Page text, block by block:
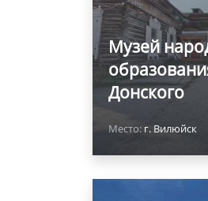
Музей
Донского
Место: г. Вилюйск